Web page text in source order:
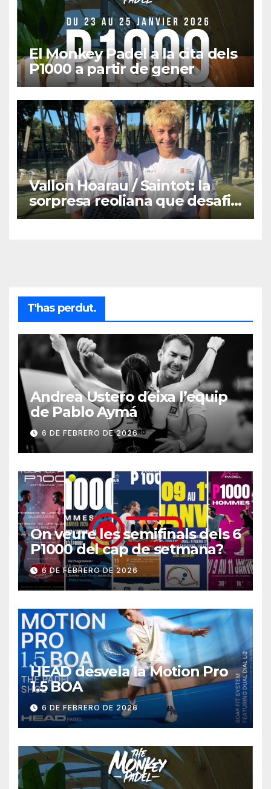
El Monkey Padel a la cita dels
P1000 a partir de gener
Vallon Hoarau / Saintot: la
sorpresa reoliana que desafia
la cap de sèrie 1
T'has perdut.
Andrea Ustero deixa l’equip
de Pablo Aymá
6 DE FEBRERO DE 2026
On veure les semifinals dels 6
P1000 del cap de setmana?
6 DE FEBRERO DE 2026
HEAD desvela la Motion Pro
1.5 BOA
6 DE FEBRERO DE 2026